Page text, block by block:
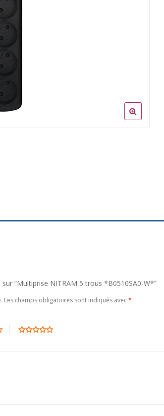
“Multiprise NITRAM 5 trous *B0510SA0-W*”
Les champs obligatoires sont indiqués avec*